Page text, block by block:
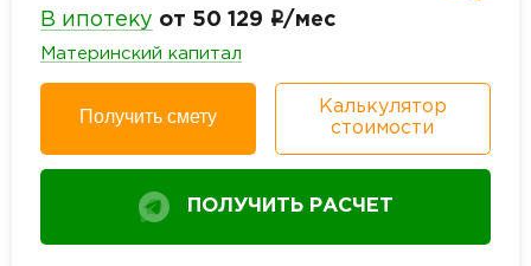
В ипотеку от 50 129 i/мес
Материнский капитал
Получить смету
Калькулятор
стоимости
ПОЛУЧИТЬ РАСЧЕТ